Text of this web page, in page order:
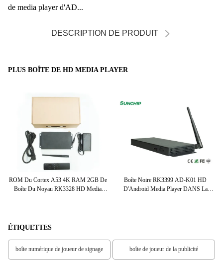
de media player d'AD...
DESCRIPTION DE PRODUIT
PLUS BOÎTE DE HD MEDIA PLAYER
ROM Du Cortex A53 4K RAM 2GB De
Boîte Du Noyau RK3328 HD Media
Boîte Noire RK3399 AD-K01 HD
D'Android Media Player DANS La
ÉTIQUETTES
boîte numérique de joueur de signage boîte de joueur de la publicité